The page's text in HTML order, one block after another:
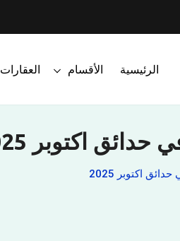
الرئيسية الأقسام العقارات
اكتوبر 2025
اكتوبر 2025